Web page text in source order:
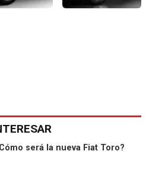
será la nueva Fiat Toro?